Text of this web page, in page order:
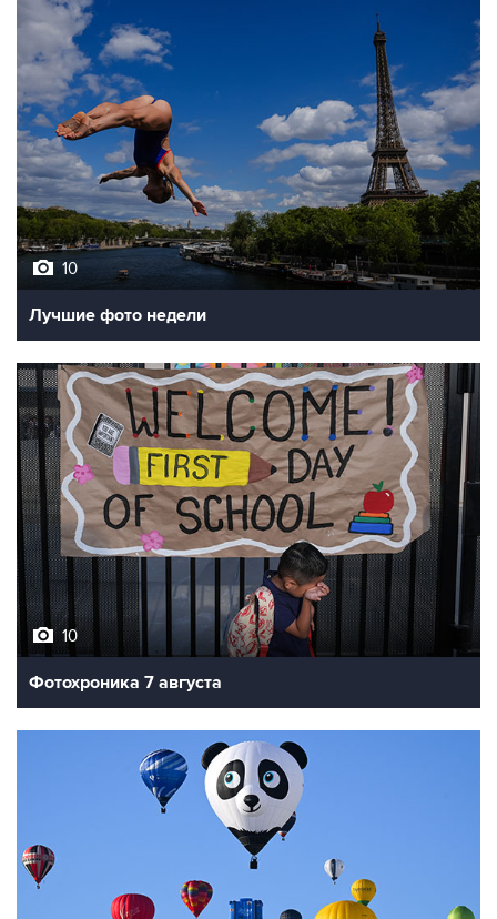
10
Лучшие фото недели
10
Фотохроника 7 августа